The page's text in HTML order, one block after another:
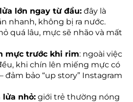
lớn ngay từ đầu: đây là
nhanh, không bị ra nước.
quá lâu, mực sẽ nhão và mất
mực trước khi rim: ngoài việc
khi chín lên miếng mực có
đảm bảo “up story” Instagram
lửa nhỏ: giới trẻ thường nóng